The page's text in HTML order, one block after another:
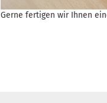
Gerne fertigen wir Ihnen